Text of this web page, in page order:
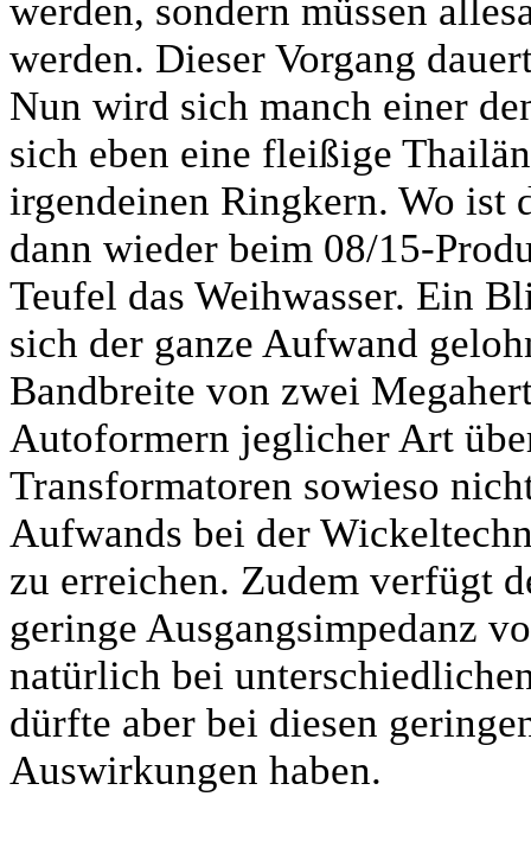
werden, sondern müssen
werden. Dieser Vorgang
Nun wird sich manch einer
sich eben eine fleißige
irgendeinen Ringkern. Wo ist
dann wieder beim 08/15-
Teufel das Weihwasser. Ein
sich der ganze Aufwand
Bandbreite von zwei
Autoformern jeglicher Art
Transformatoren sowieso
Aufwands bei der
zu erreichen. Zudem verfügt
geringe Ausgangsimpedanz
natürlich bei
dürfte aber bei diesen
Auswirkungen haben.